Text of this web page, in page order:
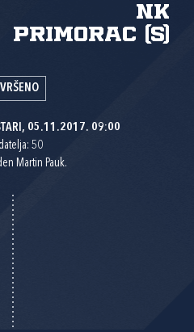
NK
Primorac (S)
05.11.2017. 09:00
50
Martin Pauk.